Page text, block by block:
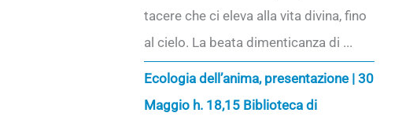
tacere che ci eleva alla vita divina, fino
al cielo. La beata dimenticanza di ...
Ecologia dell’anima, presentazione | 30
Maggio h. 18,15 Biblioteca di